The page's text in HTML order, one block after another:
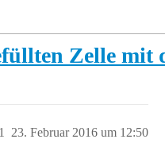
Zelle mit
23. Februar 2016 um 12:50
1